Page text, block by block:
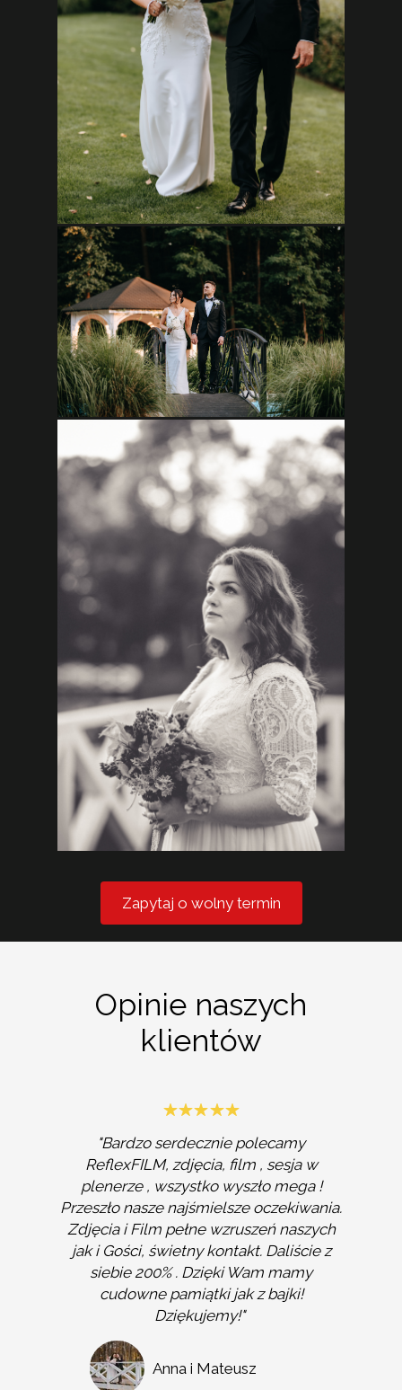
Zapytaj o wolny termin
Opinie naszych
klientów
"Bardzo serdecznie polecamy
ReflexFILM, zdjęcia, film , sesja w
plenerze , wszystko wyszło mega !
Przeszło nasze najśmielsze oczekiwania.
Zdjęcia i Film pełne wzruszeń naszych
jak i Gości, świetny kontakt. Daliście z
siebie 200% . Dzięki Wam mamy
cudowne pamiątki jak z bajki!
Dziękujemy!"
Anna i Mateusz